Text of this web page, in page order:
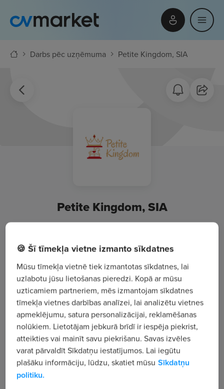
Darbs pēc uzņēmuma Petite Kingdom, SIA
Petite Kingdom, SIA
Rīgas iela 1 - 37, Talsu nov., Talsi
Apskatīt visus sludinājumus
Uzņēmuma apraksts
769
Skatījumu skaits
Bērnu apģērbu un rotaļlietu premium zīmola
uzņēmums, kas saviem mazajiem klientiem piedāvā
ilgtspējīgas un videi draudzīgas bērnu preces.
🍪 Šī tīmekļa vietne izmanto sīkdatnes
Mūsu tīmekļa vietnē tiek izmantotas sīkdatnes, lai
uzlabotu jūsu lietošanas pieredzi. Kopā ar mūsu
uzticamiem partneriem, mēs izmantojam sīkdatnes
tīmekļa vietnes darbības analīzei, lai analizētu vietnes
apmeklējumu, satura personalizācijai, reklamēšanas
nolūkiem. Lietotājam jebkurā brīdī ir iespēja piekrist,
atteikties vai mainīt savu piekrišanu. Savas izvēles
varat pārvaldīt Sīkdatņu iestatījumos. Lai iegūtu
plašāku informāciju, lūdzu, skatiet mūsu Sīkdatņu
politiku.